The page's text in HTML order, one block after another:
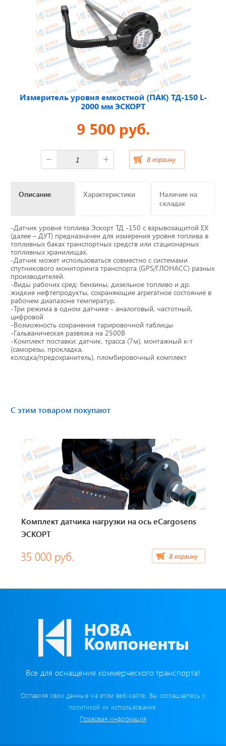
Акции. Скидки.
Спецпредложения.
Узнать подробнее...
Отвечаем на актуальные
вопросы
Приборные панели
Видеонаблюдение на транспорте
GPS и ГЛОНАСС трекеры
Датчики уровня топлива
Блоки СКЗИ (НКМ)
Тахографы
Элементы питания
GPS/GSM Антенны
Короба для тахографов
Переходники, оси датчиков скорости
Спидометры
Бумага для тахографа
Картридеры для смарт-карт
Провод,Жгуты
Разъемы, контакты
Изоляционные материалы,гофра
Перчатки / Инструмент / Герметик
Измеритель уровня емкостной (ПАК) ТД-150 L-
2000 мм ЭСКОРТ
9 500 руб.
В корзину
Описание Характеристики
Наличие на
складах
-Датчик уровня топлива Эскорт ТД -150 с взрывозащитой ЕХ
(далее – ДУТ) предназначен для измерения уровня топлива в
топливных баках транспортных средств или стационарных
топливных хранилищах.
-Датчик может использоваться совместно с системами
спутникового мониторинга транспорта (GPS/ГЛОНАСС) разных
производителей.
-Виды рабочих сред: бензины, дизельное топливо и др.
жидкие нефтепродукты, сохраняющие агрегатное состояние в
рабочем диапазоне температур.
-Три режима в одном датчике - аналоговый, частотный,
цифровой
-Возможность сохранения тарировочной таблицы
-Гальваническая развязка на 2500В
-Комплект поставки: датчик, трасса (7м), монтажный к-т
(саморезы, прокладка,
колодка/предохранитель), пломбировочный комплект
С этим товаром покупают
Комплект датчика нагрузки на ось eCargosens
ЭСКОРТ
35 000 руб. В корзину
Все для оснащения коммерческого транспорта!
Оставляя свои данные на этом веб-сайте, Вы соглашаетесь с
политикой их использования.
Правовая информация